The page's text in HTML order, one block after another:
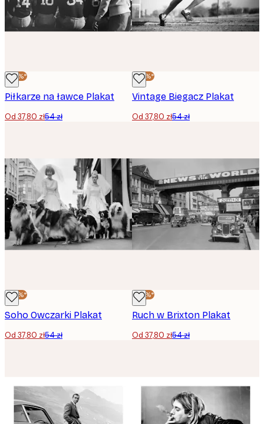
-30%*
Piłkarze na ławce Plakat
Od 37,80 zł54 zł
-30%*
Vintage Biegacz Plakat
Od 37,80 zł54 zł
-30%*
Soho Owczarki Plakat
Od 37,80 zł54 zł
-30%*
Ruch w Brixton Plakat
Od 37,80 zł54 zł